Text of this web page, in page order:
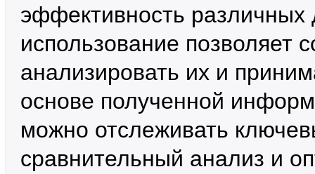
эффективность различных
использование позволяет
анализировать их и
основе полученной
можно отслеживать
сравнительный анализ и